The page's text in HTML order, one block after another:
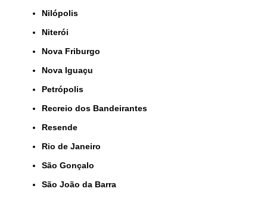
Nilópolis
Niterói
Nova Friburgo
Nova Iguaçu
Petrópolis
Recreio dos Bandeirantes
Resende
Rio de Janeiro
São Gonçalo
São João da Barra